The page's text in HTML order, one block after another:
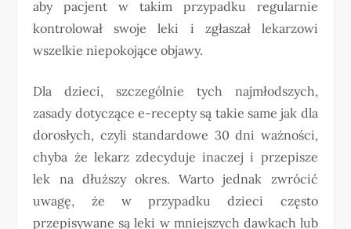
aby pacjent w takim przypadku regularnie
kontrolował swoje leki i zgłaszał lekarzowi
wszelkie niepokojące objawy.
Dla dzieci, szczególnie tych najmłodszych,
zasady dotyczące e-recepty są takie same jak dla
dorosłych, czyli standardowe 30 dni ważności,
chyba że lekarz zdecyduje inaczej i przepisze
lek na dłuższy okres. Warto jednak zwrócić
uwagę, że w przypadku dzieci często
przepisywane są leki w mniejszych dawkach lub